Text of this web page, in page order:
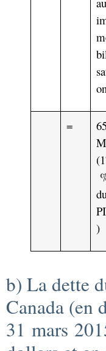
=
65
)
b) La dette
Canada (en
31 mars